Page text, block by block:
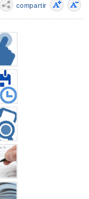
compartir